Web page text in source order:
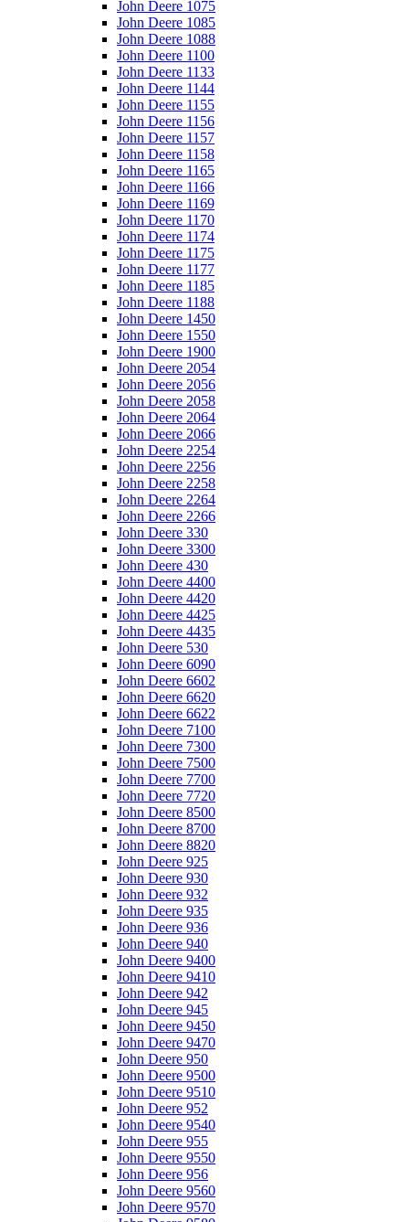
John Deere 1075
John Deere 1085
John Deere 1088
John Deere 1100
John Deere 1133
John Deere 1144
John Deere 1155
John Deere 1156
John Deere 1157
John Deere 1158
John Deere 1165
John Deere 1166
John Deere 1169
John Deere 1170
John Deere 1174
John Deere 1175
John Deere 1177
John Deere 1185
John Deere 1188
John Deere 1450
John Deere 1550
John Deere 1900
John Deere 2054
John Deere 2056
John Deere 2058
John Deere 2064
John Deere 2066
John Deere 2254
John Deere 2256
John Deere 2258
John Deere 2264
John Deere 2266
John Deere 330
John Deere 3300
John Deere 430
John Deere 4400
John Deere 4420
John Deere 4425
John Deere 4435
John Deere 530
John Deere 6090
John Deere 6602
John Deere 6620
John Deere 6622
John Deere 7100
John Deere 7300
John Deere 7500
John Deere 7700
John Deere 7720
John Deere 8500
John Deere 8700
John Deere 8820
John Deere 925
John Deere 930
John Deere 932
John Deere 935
John Deere 936
John Deere 940
John Deere 9400
John Deere 9410
John Deere 942
John Deere 945
John Deere 9450
John Deere 9470
John Deere 950
John Deere 9500
John Deere 9510
John Deere 952
John Deere 9540
John Deere 955
John Deere 9550
John Deere 956
John Deere 9560
John Deere 9570